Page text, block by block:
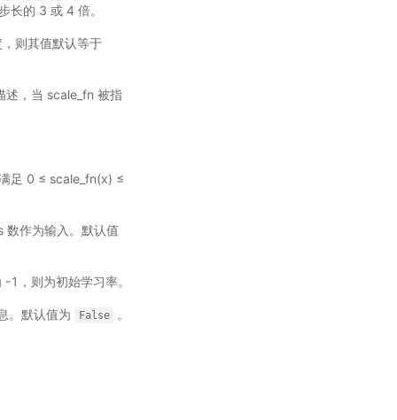
长的 3 或 4 倍。
则其值默认等于
，当 scale_fn 被指
足 0 ≤ scale_fn(x) ≤
作为输入。默认值
，则为初始学习率。
。默认值为 False 。